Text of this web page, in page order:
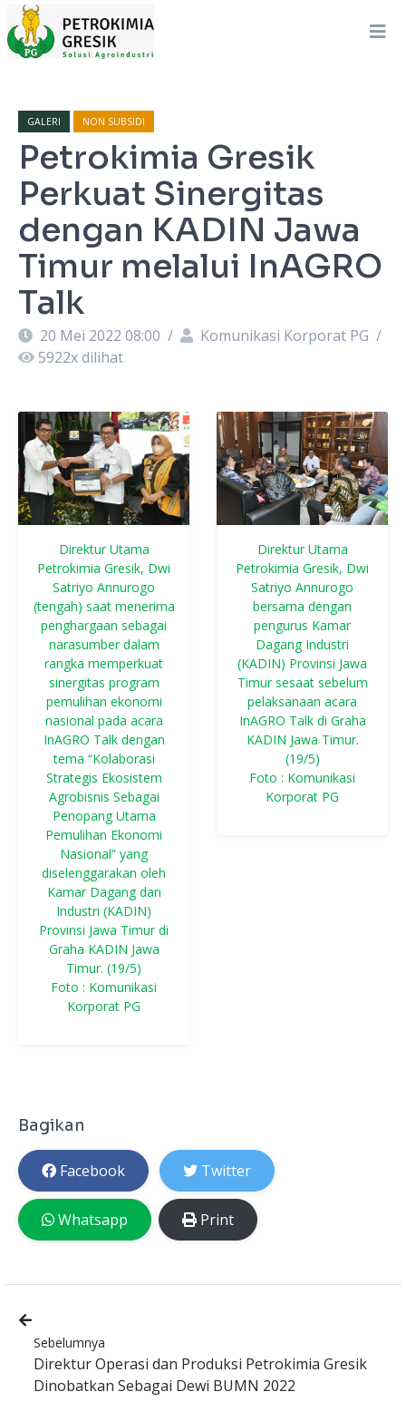
GALERI NON SUBSIDI
Petrokimia Gresik
Perkuat Sinergitas
dengan KADIN Jawa
Timur melalui InAGRO
Talk
20 Mei 2022 08:00 / Komunikasi Korporat PG /
5922x dilihat
Direktur Utama
Petrokimia Gresik, Dwi
Satriyo Annurogo
(tengah) saat menerima
penghargaan sebagai
narasumber dalam
rangka memperkuat
sinergitas program
pemulihan ekonomi
nasional pada acara
InAGRO Talk dengan
tema “Kolaborasi
Strategis Ekosistem
Agrobisnis Sebagai
Penopang Utama
Pemulihan Ekonomi
Nasional” yang
diselenggarakan oleh
Kamar Dagang dan
Industri (KADIN)
Provinsi Jawa Timur di
Graha KADIN Jawa
Timur. (19/5)
Foto : Komunikasi
Korporat PG
Direktur Utama
Petrokimia Gresik, Dwi
Satriyo Annurogo
bersama dengan
pengurus Kamar
Dagang Industri
(KADIN) Provinsi Jawa
Timur sesaat sebelum
pelaksanaan acara
InAGRO Talk di Graha
KADIN Jawa Timur.
(19/5)
Foto : Komunikasi
Korporat PG
Bagikan
Facebook Twitter
Whatsapp Print
Sebelumnya
Direktur Operasi dan Produksi Petrokimia Gresik
Dinobatkan Sebagai Dewi BUMN 2022